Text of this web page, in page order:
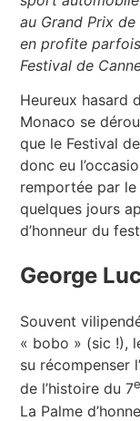
au Grand Prix
en profite
Festival de
Heureux hasard
Monaco se
que le Festival
donc eu
remportée par
quelques jours
d’honneur du
George
Souvent
« bobo » (sic !),
su récompenser
de l’histoire du 7e
La Palme